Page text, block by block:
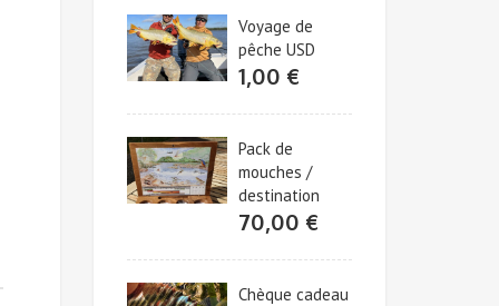
Voyage de
pêche USD
1,00 €
Pack de
mouches /
destination
70,00 €
Chèque cadeau